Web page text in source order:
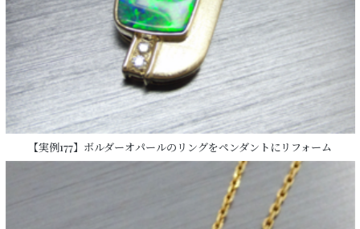
【実例177】ボルダーオパールのリングをペンダントにリフォーム